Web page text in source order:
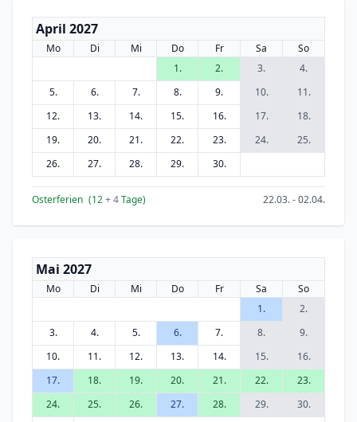
April 2027
Mo Di Mi Do Fr Sa
So
1.
2. 3.
4.
5.
6. 7. 8. 9. 10.
11.
12.
13. 14. 15. 16. 17.
18.
19.
20. 21. 22. 23. 24.
25.
26.
27. 28. 29. 30.
Osterferien (12+ 4Tage) 22.03. - 02.04.
Mai 2027
Mo Di Mi Do Fr Sa
So
1.
2.
3.
4. 5. 6. 7. 8.
9.
10.
11. 12. 13. 14. 15.
16.
17.
18. 19. 20. 21. 22.
23.
24.
25. 26. 27. 28. 29.
30.